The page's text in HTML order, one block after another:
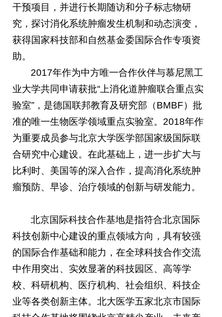
干预项目，并进行长期随访和分子标志物研
究，探讨消化系统肿瘤发生机制和动态演变，
获得国家科技部和自然基金委国际合作专项资
助。
2017年作为中方唯一合作伙伴与慕尼黑工
业大学共同申请获批“上消化道肿瘤联合重点实
验室”，是德国联邦教育及研究部（BMBF）批
准的唯一生物医学领域重点实验室。2018年作
为重要成员参与北京大学医学部国家级国际联
合研究中心建设。在此基础上，进一步扩大与
比利时、美国等的深入合作，提高消化系统肿
瘤预防、早诊、治疗领域的创新与研发能力。
北京国际科技合作基地是指符合北京国际
科技创新中心建设的重点领域方向，具有较强
的国际合作基础和能力，在全球科技合作交流
中作用突出、实效显著的科技园区、高等学
校、科研机构、医疗机构、社会组织、科技企
业等各类创新主体。北大医学五家北京市国际